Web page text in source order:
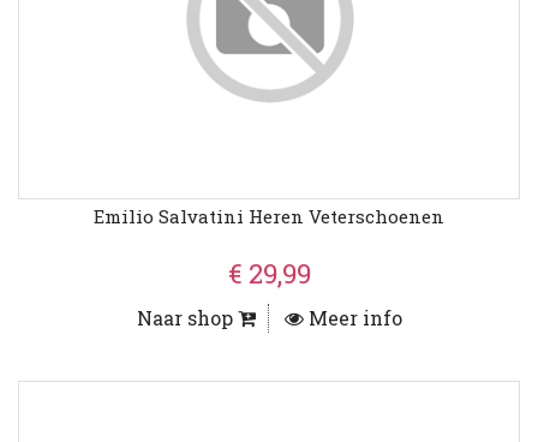
Emilio Salvatini Heren Veterschoenen
€ 29,99
Naar shop Meer info